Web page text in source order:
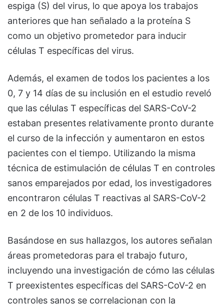
espiga (S) del virus, lo que apoya los trabajos
anteriores que han señalado a la proteína S
como un objetivo prometedor para inducir
células T específicas del virus.
Además, el examen de todos los pacientes a los
0, 7 y 14 días de su inclusión en el estudio reveló
que las células T específicas del SARS-CoV-2
estaban presentes relativamente pronto durante
el curso de la infección y aumentaron en estos
pacientes con el tiempo. Utilizando la misma
técnica de estimulación de células T en controles
sanos emparejados por edad, los investigadores
encontraron células T reactivas al SARS-CoV-2
en 2 de los 10 individuos.
Basándose en sus hallazgos, los autores señalan
áreas prometedoras para el trabajo futuro,
incluyendo una investigación de cómo las células
T preexistentes específicas del SARS-CoV-2 en
controles sanos se correlacionan con la